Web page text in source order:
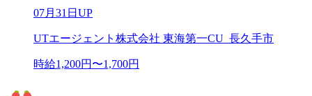
07月31日UP
UTエージェント株式会社 東海第一CU_長久手市
時給1,200円〜1,700円